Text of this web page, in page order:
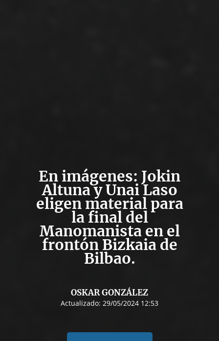
En imágenes: Jokin
Altuna y Unai Laso
eligen material para
la final del
Manomanista en el
frontón Bizkaia de
Bilbao.
OSKAR GONZÁLEZ
Actualizado: 29/05/2024 12:53